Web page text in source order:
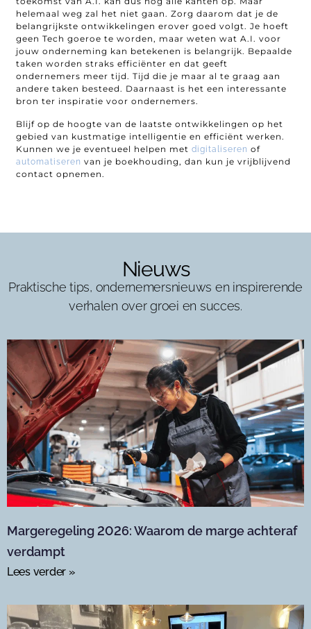
helemaal weg zal het niet gaan. Zorg daarom dat je de
belangrijkste ontwikkelingen erover goed volgt. Je hoeft
geen Tech goeroe te worden, maar weten wat A.I. voor
jouw onderneming kan betekenen is belangrijk. Bepaalde
taken worden straks efficiënter en dat geeft
ondernemers meer tijd. Tijd die je maar al te graag aan
andere taken besteed. Daarnaast is het een interessante
bron ter inspiratie voor ondernemers.
Blijf op de hoogte van de laatste ontwikkelingen op het
gebied van kustmatige intelligentie en efficiënt werken.
Kunnen we je eventueel helpen metdigitaliseren of
automatiseren van je boekhouding, dan kun je vrijblijvend
contact opnemen.
Nieuws
Praktische tips, ondernemersnieuws en inspirerende
verhalen over groei en succes.
Margeregeling 2026: Waarom de marge achteraf
verdampt
Lees verder »